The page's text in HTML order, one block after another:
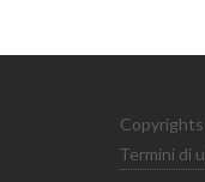
Termini di